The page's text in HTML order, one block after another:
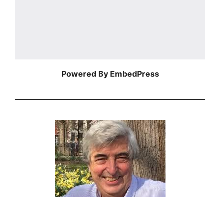
Powered By EmbedPress